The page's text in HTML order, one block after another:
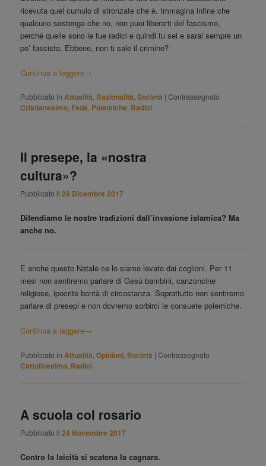
ricevuta quel cumulo di stronzate che è. Immagina infine che
qualcuno sostenga che no, non puoi liberarti del fascismo,
perché quelle sono le tue radici e quindi tu sei e sarai sempre un
po’ fascista. Ebbene, non ti sale il crimine?
Continua a leggere→
Pubblicato in Attualità, Razionalità,Società |Contrassegnato
Cristianesimo, Fede, Polemiche, Radici
Il presepe, la «nostra
cultura»?
Pubblicato il28 Dicembre 2017
Difendiamo le nostre tradizioni dall’invasione islamica? Ma
anche no.
E anche questo Natale ce lo siamo levato dai coglioni. Per 11
mesi non sentiremo parlare di Gesù bambini, canzoncine
religiose, ipocrite bontà di circostanza. Soprattutto non sentiremo
parlare di presepi e non dovremo sorbirci le consuete polemiche.
Continua a leggere→
Pubblicato in Attualità ,Opinioni ,Società |Contrassegnato
Cattolicesimo Radici
A scuola col rosario
Pubblicato il24 Novembre 2017
Contro la laicità si scatena la cagnara.